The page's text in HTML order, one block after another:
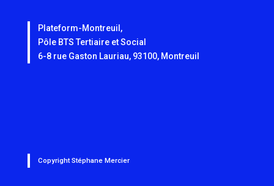
Plateform-Montreuil,
Pôle BTS Tertiaire et Social
6-8 rue Gaston Lauriau, 93100, Montreuil
CopyrightStéphane Mercier